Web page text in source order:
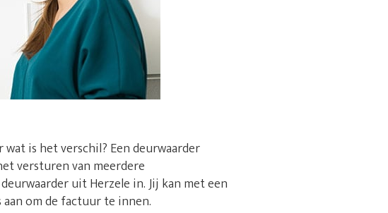
is het verschil? Een deurwaarder
versturen van meerdere
uit Herzele in. Jij kan met een
om de factuur te innen.